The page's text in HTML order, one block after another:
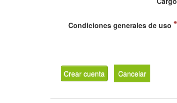
Condiciones generales de uso
Crear cuenta Cancelar